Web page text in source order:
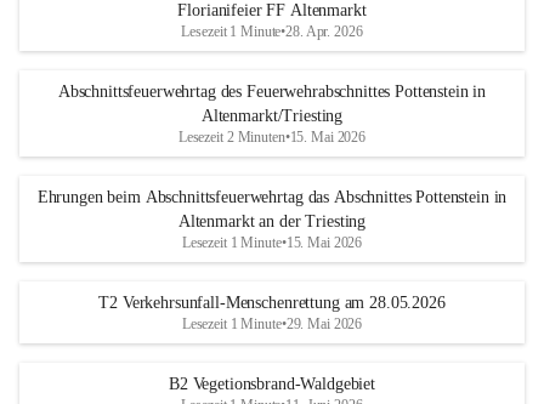
Florianifeier FF Altenmarkt
Lesezeit 1 Minute•28. Apr. 2026
Abschnittsfeuerwehrtag des Feuerwehrabschnittes Pottenstein in
Altenmarkt/Triesting
Lesezeit 2 Minuten•15. Mai 2026
Ehrungen beim Abschnittsfeuerwehrtag das Abschnittes Pottenstein in
Altenmarkt an der Triesting
Lesezeit 1 Minute•15. Mai 2026
T2 Verkehrsunfall-Menschenrettung am 28.05.2026
Lesezeit 1 Minute•29. Mai 2026
B2 Vegetionsbrand-Waldgebiet